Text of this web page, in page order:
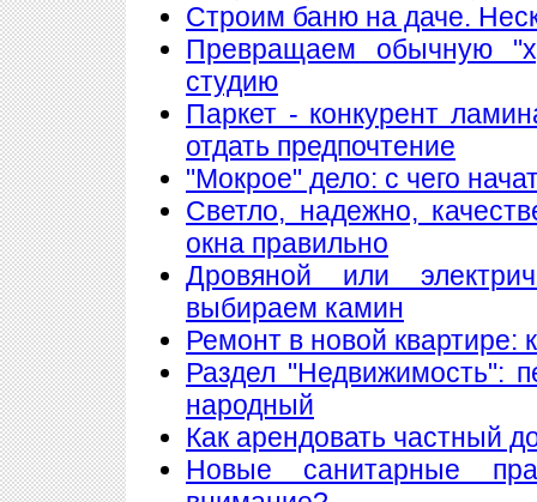
Строим баню на даче.
Превращаем обычную
студию
Паркет - конкурент
отдать предпочтение
"Мокрое" дело: с чего
Светло, надежно,
окна правильно
Дровяной или
выбираем камин
Ремонт в новой квартире:
Раздел "Недвижимость":
народный
Как арендовать частный
Новые санитарные